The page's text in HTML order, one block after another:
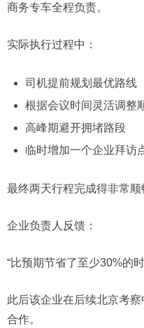
商务专车全程负责。
实际执行过程中：
司机提前规划最优路线
根据会议时间灵活调整
高峰期避开拥堵路段
临时增加一个企业拜访
最终两天行程完成得非常顺
企业负责人反馈：
“比预期节省了至少30%的
此后该企业在后续北京考
合作。